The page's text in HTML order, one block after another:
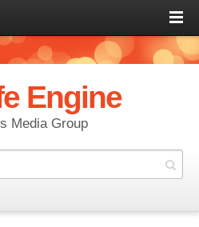
Engine
Media Group